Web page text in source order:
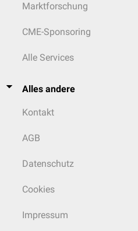
Marktforschung
CME-Sponsoring
Alle Services
Alles andere
Kontakt
AGB
Datenschutz
Cookies
Impressum